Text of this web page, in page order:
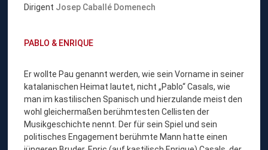
Dirigent Josep Caballé Domenech
PABLO & ENRIQUE
Er wollte Pau genannt werden, wie sein Vorname in seiner
katalanischen Heimat lautet, nicht „Pablo“ Casals, wie
man im kastilischen Spanisch und hierzulande meist den
wohl gleichermaßen berühmtesten Cellisten der
Musikgeschichte nennt. Der für sein Spiel und sein
politisches Engagement berühmte Mann hatte einen